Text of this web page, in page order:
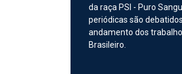
da raça PSI - Puro
periódicas são
andamento dos
Brasileiro.